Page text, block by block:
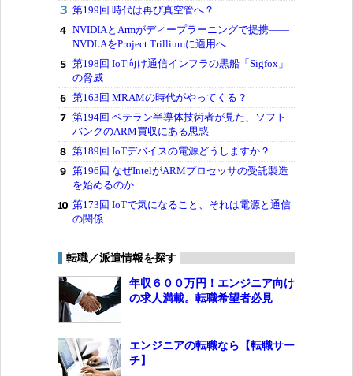
第199回 時代は再び真空管へ？
NVIDIAとArmがディープラーニングで提携――
NVDLAをProject Trilliumに適用へ
第198回 IoT向け通信インフラの黒船「Sigfox」
の脅威
第163回 MRAMの時代がやってくる？
第194回 ベテラン半導体技術者が見た、ソフト
バンクのARM買収にある思惑
第189回 IoTデバイスの電源どうしますか？
第196回 なぜIntelがARMプロセッサの受託製造
を始めるのか
第173回 IoTで気になること、それは電源と通信
の関係
転職／派遣情報を探す
年収６００万円！エンジニア向け
の求人満載。転職希望者必見
エンジニアの転職なら【転職サー
チ】